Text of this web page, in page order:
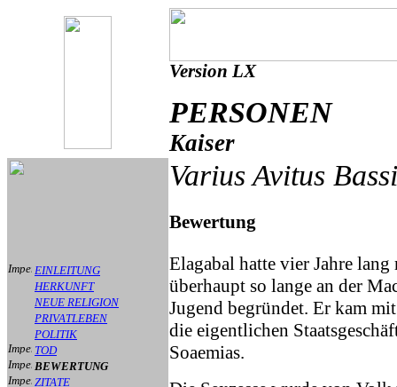
Version LX
PERSONEN
Kaiser
EINLEITUNG
HERKUNFT
NEUE RELIGION
PRIVATLEBEN
POLITIK
TOD
BEWERTUNG
ZITATE
Varius Avitus
Bewertung
Elagabal hatte vier Jahre
überhaupt so lange an der
Jugend begründet. Er kam
die eigentlichen
Soaemias.